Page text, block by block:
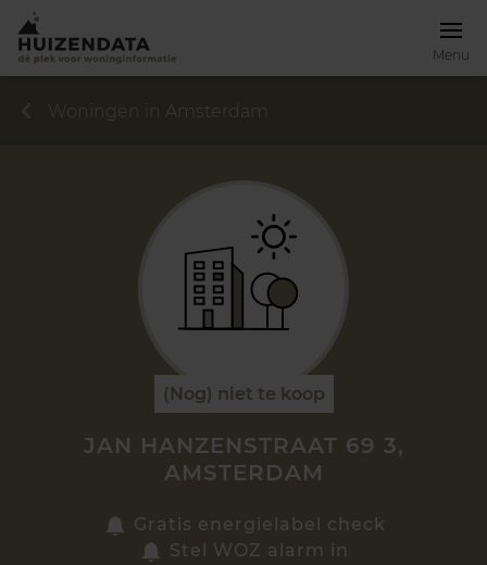
Menu
Woningen in Amsterdam
(Nog) niet te koop
JAN HANZENSTRAAT 69 3,
AMSTERDAM
Gratis energielabel check
Stel WOZ alarm in